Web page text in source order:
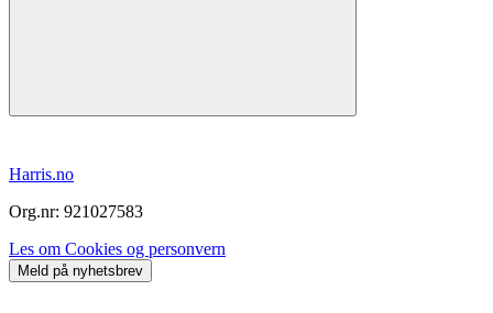
Harris.no
Org.nr: 921027583
Les om Cookies og personvern
Meld på nyhetsbrev